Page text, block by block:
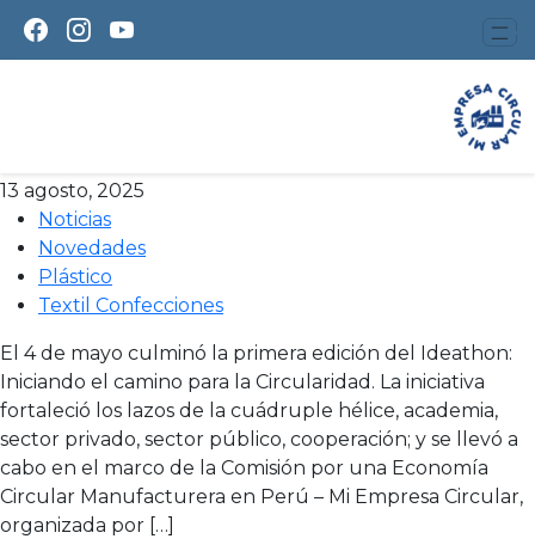
Textil y confecciones
Culminó la Ideathon:
¡Iniciando el camino para la
13 agosto, 2025
Noticias
Novedades
Plástico
Textil Confecciones
El 4 de mayo culminó la primera edición del Ideathon:
Iniciando el camino para la Circularidad. La iniciativa
fortaleció los lazos de la cuádruple hélice, academia,
sector privado, sector público, cooperación; y se llevó a
cabo en el marco de la Comisión por una Economía
Circular Manufacturera en Perú – Mi Empresa Circular,
organizada por […]